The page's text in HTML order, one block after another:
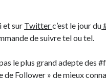
et sur Twitterc’est le jour du
de suivre tel ou tel.
le plus grand adepte des
de Follower » de mieux